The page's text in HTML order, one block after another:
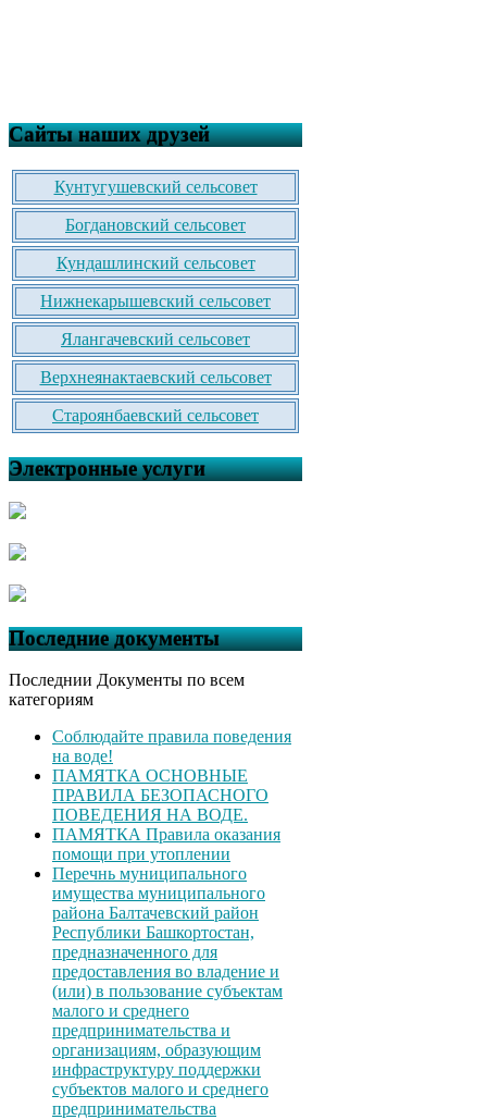
Сайты наших друзей
Кунтугушевский сельсовет
Богдановский сельсовет
Кундашлинский сельсовет
Нижнекарышевский сельсовет
Ялангачевский сельсовет
Верхнеянактаевский сельсовет
Староянбаевский сельсовет
Электронные услуги
Последние документы
Последнии Документы по всем
категориям
Соблюдайте правила поведения
на воде!
ПАМЯТКА ОСНОВНЫЕ
ПРАВИЛА БЕЗОПАСНОГО
ПОВЕДЕНИЯ НА ВОДЕ.
ПАМЯТКА Правила оказания
помощи при утоплении
Перечнь муниципального
имущества муниципального
района Балтачевский район
Республики Башкортостан,
предназначенного для
предоставления во владение и
(или) в пользование субъектам
малого и среднего
предпринимательства и
организациям, образующим
инфраструктуру поддержки
субъектов малого и среднего
предпринимательства